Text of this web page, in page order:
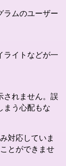
ラムのユーザー
ライトなどが一
されません。誤
まう心配もな
対応していま
とができませ